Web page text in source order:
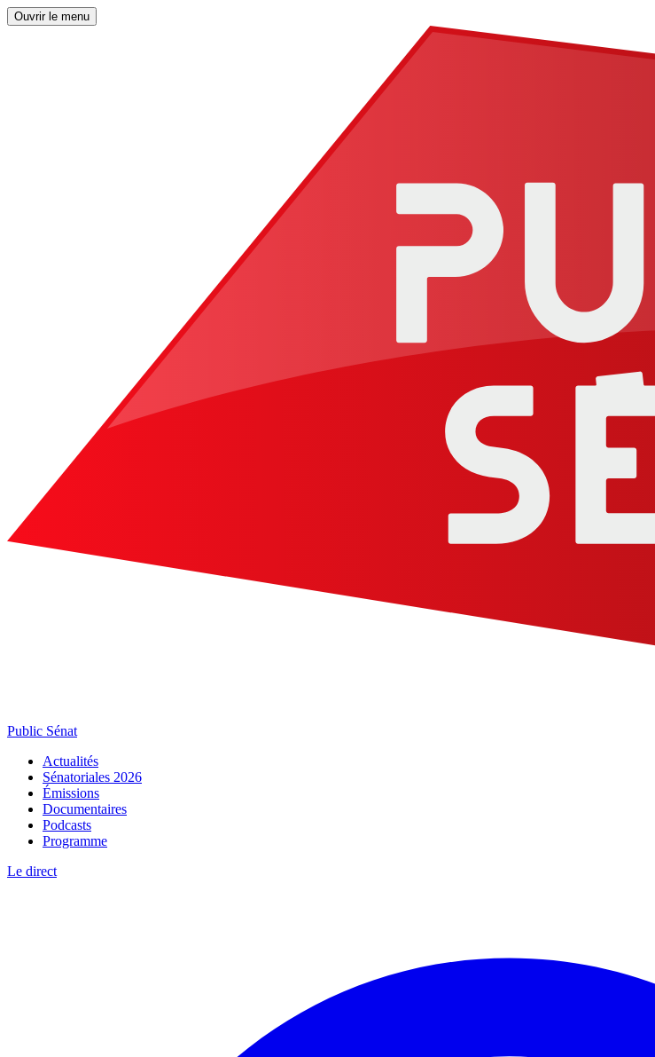
Ouvrir le menu
Public Sénat
Actualités
Sénatoriales 2026
Émissions
Documentaires
Podcasts
Programme
Le direct